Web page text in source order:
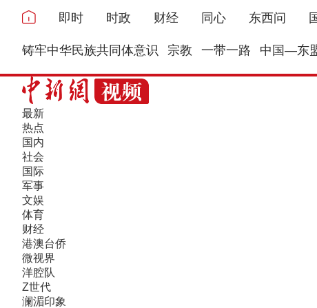
即时 时政 财经 同心 东西问
铸牢中华民族共同体意识 宗教 一带一路 中国—东
最新
热点
国内
社会
国际
军事
文娱
体育
财经
港澳台侨
微视界
洋腔队
Z世代
澜湄印象